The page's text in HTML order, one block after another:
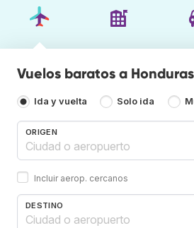
Vuelos baratos a
Ida y vuelta Solo ida
ORIGEN
Incluir aerop. cercanos
DESTINO